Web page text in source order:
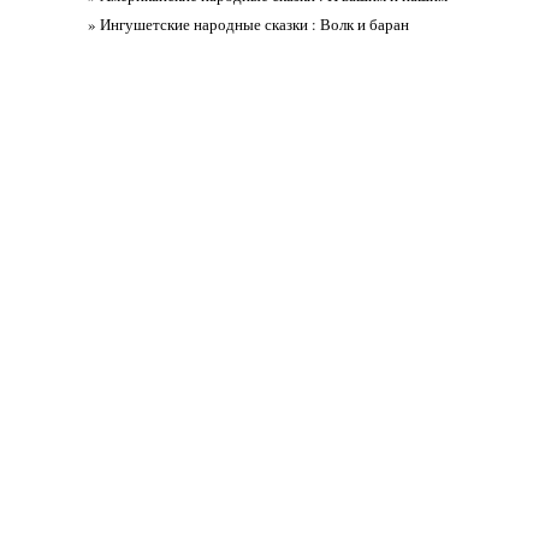
» Ингушетские народные сказки : Волк и баран